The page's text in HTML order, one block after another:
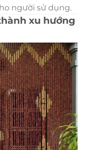
người sử dụng.
xu hướng